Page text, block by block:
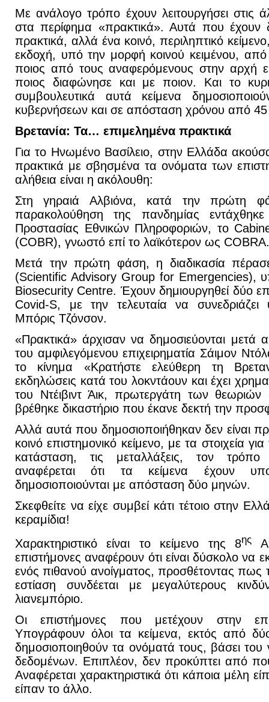
Με ανάλογο τρόπο έχουν λειτουργήσει στις
στα περίφημα «πρακτικά». Αυτά που έχουν
πρακτικά, αλλά ένα κοινό, περιληπτικό
εκδοχή, υπό την μορφή κοινού κειμένου,
ποιος από τους αναφερόμενους στην αρχή
ποιος διαφώνησε και με ποιον. Και το
συμβουλευτικά αυτά κείμενα
κυβερνήσεων και σε απόσταση χρόνου από
Βρετανία: Τα… επιμελημένα πρακτικά
Για το Ηνωμένο Βασίλειο, στην Ελλάδα
πρακτικά με σβησμένα τα ονόματα των
αλήθεια είναι η ακόλουθη:
Στη γηραιά Αλβιόνα, κατά την πρώτη
παρακολούθηση της πανδημίας
Προστασίας Εθνικών Πληροφοριών, το
(COBR), γνωστό επί το λαϊκότερον ως COBRA.
Μετά την πρώτη φάση, η διαδικασία
(Scientific Advisory Group for Emergencies),
Biosecurity Centre. Έχουν δημιουργηθεί δύο
Covid-S, με την τελευταία να
Μπόρις Τζόνσον.
«Πρακτικά» άρχισαν να δημοσιεύονται μετά
του αμφιλεγόμενου επιχειρηματία Σάιμον
το κίνημα «Κρατήστε ελεύθερη τη
εκδηλώσεις κατά του λοκντάουν και έχει
του Ντέιβιντ Άικ, πρωτεργάτη των
βρέθηκε δικαστήριο που έκανε δεκτή την
Αλλά αυτά που δημοσιοποιήθηκαν δεν είναι
κοινό επιστημονικό κείμενο, με τα στοιχεία
κατάσταση, τις μεταλλάξεις, τον
αναφέρεται ότι τα κείμενα έχουν
δημοσιοποιούνται με απόσταση δύο μηνών.
Σκεφθείτε να είχε συμβεί κάτι τέτοιο στην
κεραμίδια!
Χαρακτηριστικό είναι το κείμενο της 8ης
επιστήμονες αναφέρουν ότι είναι δύσκολο να
ενός πιθανού ανοίγματος, προσθέτοντας πως
εστίαση συνδέεται με μεγαλύτερους
λιανεμπόριο.
Οι επιστήμονες που μετέχουν στην
Υπογράφουν όλοι τα κείμενα, εκτός από
δημοσιοποιηθούν τα ονόματά τους, βάσει
δεδομένων. Επιπλέον, δεν προκύπτει από
Αναφέρεται χαρακτηριστικά ότι κάποια μέλη
είπαν το άλλο.